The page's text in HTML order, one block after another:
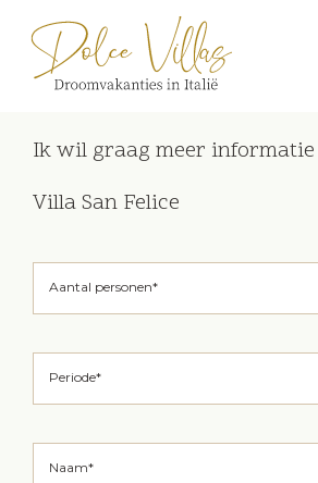
Ik wil graag meer informatie
Villa San Felice
Aantal personen*
Periode*
Naam*